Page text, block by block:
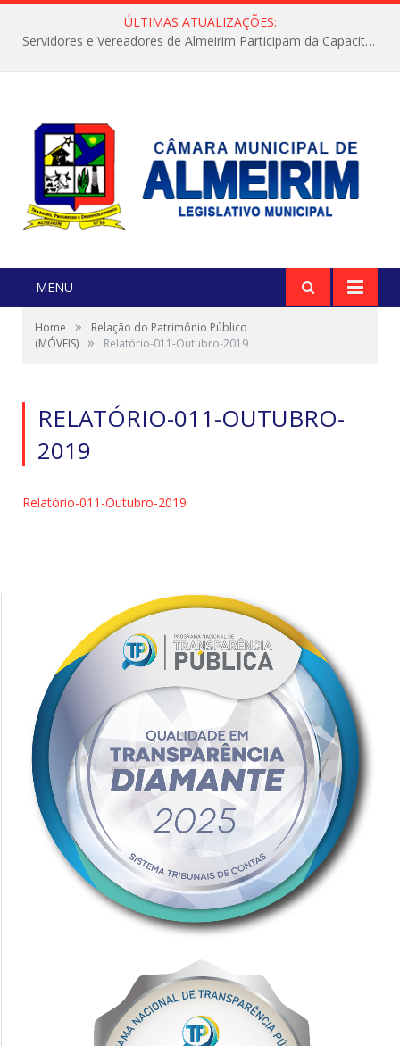
ÚLTIMAS ATUALIZAÇÕES:
Servidores e Vereadores de Almeirim Participam da Capacitação “Orientar é a Nossa Missão”
MENU
Home »
Relação do Patrimônio Público
(MÓVEIS) » Relatório-011-Outubro-2019
RELATÓRIO-011-OUTUBRO-
2019
Relatório-011-Outubro-2019